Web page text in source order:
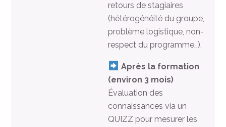
retours de stagiaires
(hétérogénéité du groupe,
problème logistique, non-
respect du programme…).
Après la formation
(environ 3 mois)
Évaluation des
connaissances via un
QUIZZ pour mesurer les